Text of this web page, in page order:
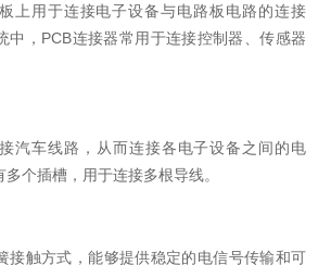
中，PCB连接器常用于连接控制器、传感器
个插槽，用于连接多根导线。